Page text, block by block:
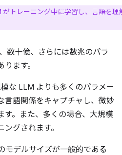
がトレーニング中に学習し、言語を理
数十億、さらには数兆のパラ
ます。
な LLM よりも多くのパラメー
言語関係をキャプチャし、微妙
す。また、多くの場合、大規模
グされます。
モデルサイズが一般的である